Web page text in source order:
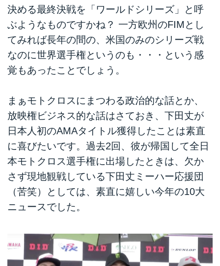
決める最終決戦を「ワールドシリーズ」と呼
ぶようなものですかね？ 一方欧州のFIMとし
てみれば長年の間の、米国のみのシリーズ戦
なのに世界選手権というのも・・・という感
覚もあったことでしょう。
まぁモトクロスにまつわる政治的な話とか、
放映権ビジネス的な話はさておき、下田丈が
日本人初のAMAタイトル獲得したことは素直
に喜びたいです。過去2回、彼が帰国して全日
本モトクロス選手権に出場したときは、欠か
さず現地観戦している下田丈ミーハー応援団
（苦笑）としては、素直に嬉しい今年の10大
ニュースでした。